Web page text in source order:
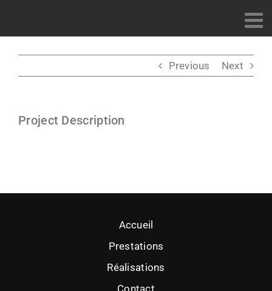
contenu
Previous Next
Project Description
Accueil
Prestations
Réalisations
Contact